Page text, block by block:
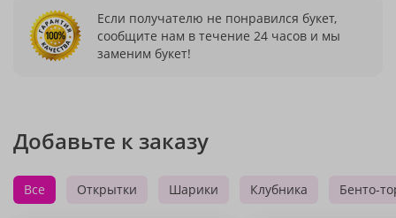
Если получателю не понравился букет,
сообщите нам в течение 24 часов и мы
заменим букет!
Добавьте к заказу
Все Открытки Шарики Клубника Бенто-